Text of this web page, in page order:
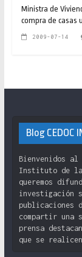
Ministra de
compra de casas
2009-07-14
Blog CEDOC
Bienvenidos al
Instituto de la
queremos
investigación
publicaciones
compartir una
prensa
que se